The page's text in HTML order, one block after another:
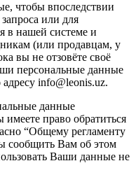
чтобы впоследствии
или для
в нашей системе и
(или продавцам, у
вы не отзовёте своё
персональные данные
info@leonis.uz.
данные
право обратиться
“Общему регламенту
сообщить Вам об этом
Ваши данные не